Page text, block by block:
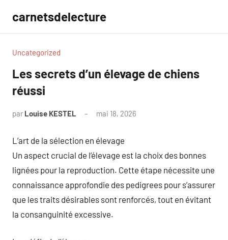
contenu
carnetsdelecture
Uncategorized
Les secrets d’un élevage de chiens
réussi
par Louise KESTEL mai 18, 2026
L’art de la sélection en élevage
Un aspect crucial de l’élevage est la choix des bonnes
lignées pour la reproduction. Cette étape nécessite une
connaissance approfondie des pedigrees pour s’assurer
que les traits désirables sont renforcés, tout en évitant
la consanguinité excessive.